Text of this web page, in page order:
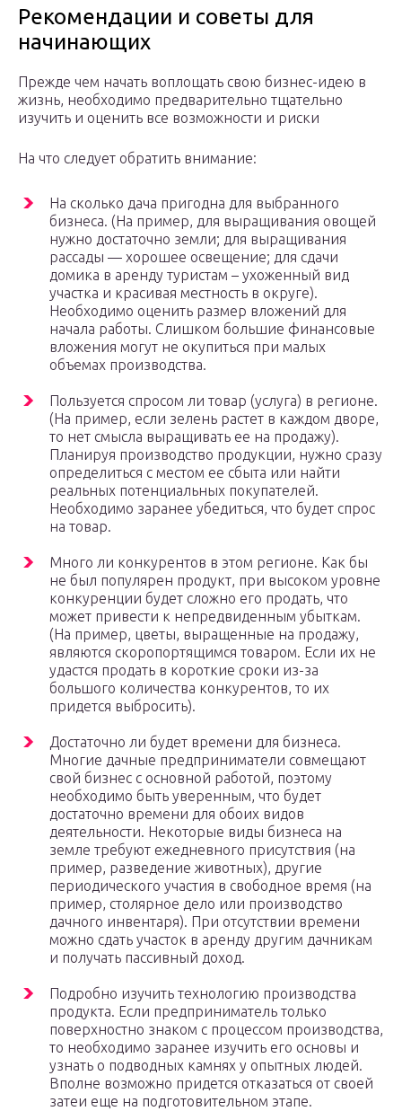
Рекомендации и советы для
начинающих
Прежде чем начать воплощать свою бизнес-идею в
жизнь, необходимо предварительно тщательно
изучить и оценить все возможности и риски
На что следует обратить внимание:
На сколько дача пригодна для выбранного
бизнеса. (На пример, для выращивания овощей
нужно достаточно земли; для выращивания
рассады — хорошее освещение; для сдачи
домика в аренду туристам – ухоженный вид
участка и красивая местность в округе).
Необходимо оценить размер вложений для
начала работы. Слишком большие финансовые
вложения могут не окупиться при малых
объемах производства.
Пользуется спросом ли товар (услуга) в регионе.
(На пример, если зелень растет в каждом дворе,
то нет смысла выращивать ее на продажу).
Планируя производство продукции, нужно сразу
определиться с местом ее сбыта или найти
реальных потенциальных покупателей.
Необходимо заранее убедиться, что будет спрос
на товар.
Много ли конкурентов в этом регионе. Как бы
не был популярен продукт, при высоком уровне
конкуренции будет сложно его продать, что
может привести к непредвиденным убыткам.
(На пример, цветы, выращенные на продажу,
являются скоропортящимся товаром. Если их не
удастся продать в короткие сроки из-за
большого количества конкурентов, то их
придется выбросить).
Достаточно ли будет времени для бизнеса.
Многие дачные предприниматели совмещают
свой бизнес с основной работой, поэтому
необходимо быть уверенным, что будет
достаточно времени для обоих видов
деятельности. Некоторые виды бизнеса на
земле требуют ежедневного присутствия (на
пример, разведение животных), другие
периодического участия в свободное время (на
пример, столярное дело или производство
дачного инвентаря). При отсутствии времени
можно сдать участок в аренду другим дачникам
и получать пассивный доход.
Подробно изучить технологию производства
продукта. Если предприниматель только
поверхностно знаком с процессом производства,
то необходимо заранее изучить его основы и
узнать о подводных камнях у опытных людей.
Вполне возможно придется отказаться от своей
затеи еще на подготовительном этапе.